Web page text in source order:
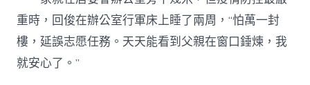
重時，回俊在辦公室行軍床上睡了兩周，“怕萬一封
樓，延誤志愿任務。天天能看到父親在窗口錘煉，我
就安心了。”